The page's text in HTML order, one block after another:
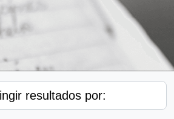
resultados por: